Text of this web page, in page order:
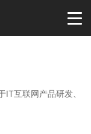
互联网产品研发、